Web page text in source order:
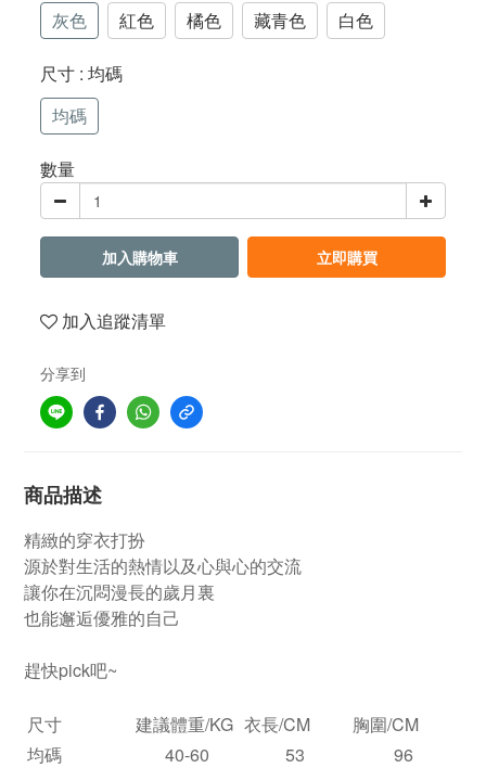
灰色
紅色 橘色 藏青色 白色
尺寸 : 均碼
均碼
數量
加入購物車 立即購買
加入追蹤清單
分享到
商品描述
精緻的穿衣打扮
源於對生活的熱情以及心與心的交流
讓你在沉悶漫長的歲月裏
也能邂逅優雅的自己
趕快pick吧~
尺寸 建議體重/KG 衣長/CM
胸圍/CM
均碼
40-60 53 96